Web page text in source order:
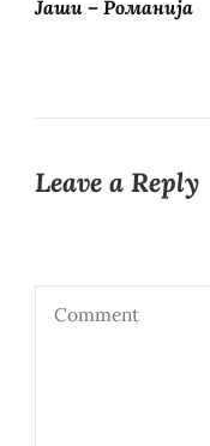
Јаши – Романија
Leave a Reply